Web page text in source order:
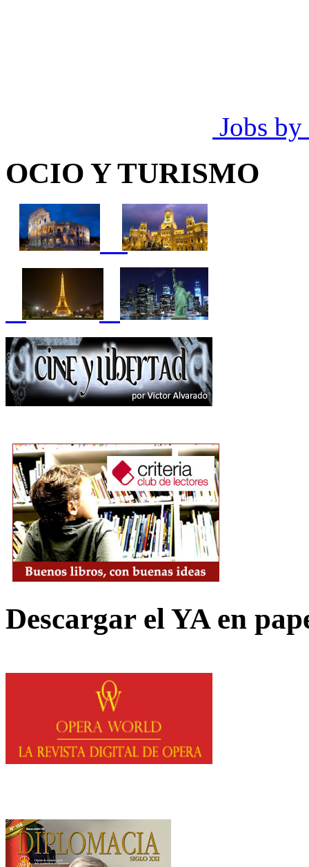
Jobs by
OCIO Y TURISMO
Descargar el YA en